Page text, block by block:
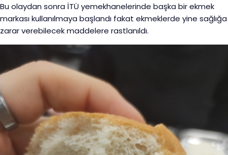
Bu olaydan sonra İTÜ yemekhanelerinde başka bir ekmek
markası kullanılmaya başlandı fakat ekmeklerde yine sağlığa
zarar verebilecek maddelere rastlanıldı.